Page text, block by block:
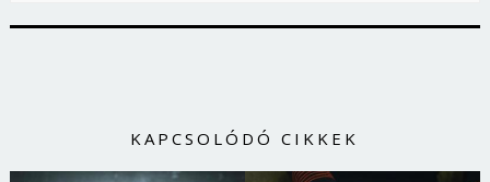
KAPCSOLÓDÓ CIKKEK